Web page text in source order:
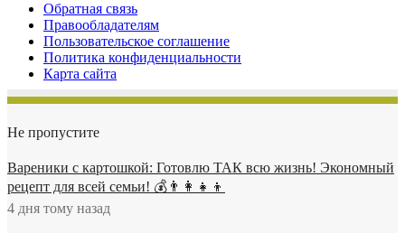
Обратная связь
Правообладателям
Пользовательское соглашение
Политика конфиденциальности
Карта сайта
Не пропустите
Вареники с картошкой: Готовлю ТАК всю жизнь! Экономный
рецепт для всей семьи! 💰👨👩👧👦
4 дня тому назад